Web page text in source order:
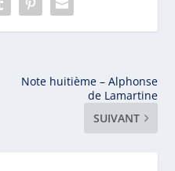
Note huitième – Alphonse
de Lamartine
SUIVANT